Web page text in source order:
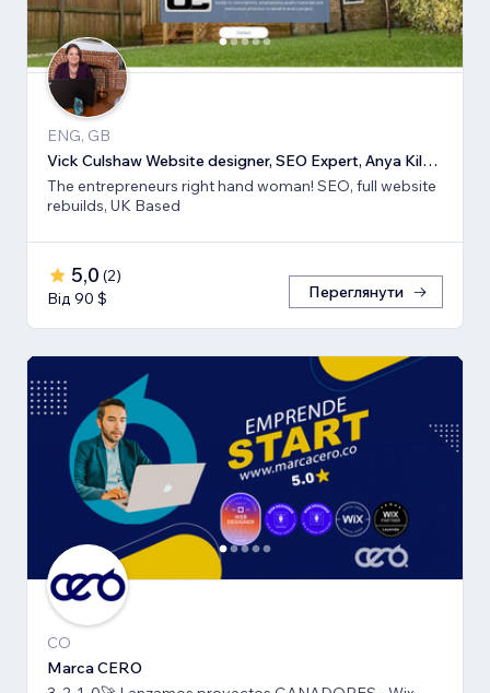
ENG, GB
Vick Culshaw Website designer, SEO Expert, Anya Kilsha LTD
The entrepreneurs right hand woman! SEO, full website
rebuilds, UK Based
5,0 (2)
Від 90 $
Переглянути
CO
Marca CERO